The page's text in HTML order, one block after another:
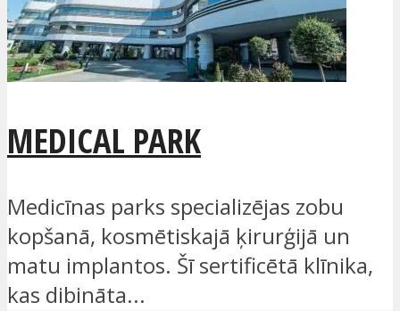
MEDICAL PARK
Medicīnas parks specializējas zobu
kopšanā, kosmētiskajā ķirurģijā un
matu implantos. Šī sertificētā klīnika,
kas dibināta...